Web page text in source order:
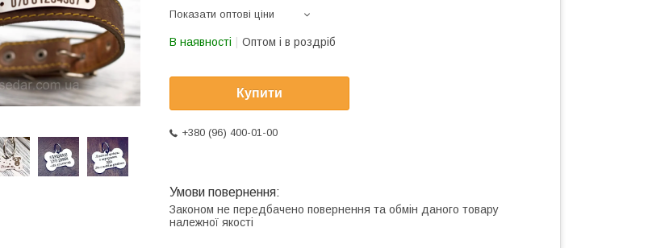
Показати оптові ціни
В наявності Оптом і в роздріб
Купити
+380 (96) 400-01-00
Законом не передбачено повернення та обмін даного товару
належної якості